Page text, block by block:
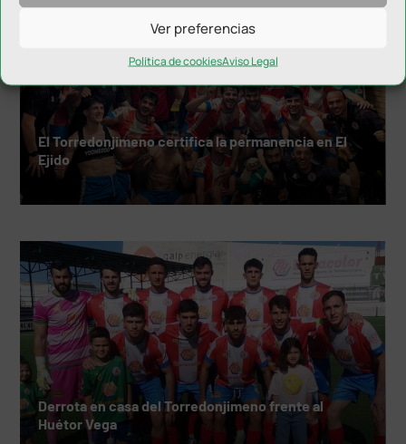
Ver preferencias
Política de cookiesAviso Legal
El Torredonjimeno certifica la permanencia en El
Ejido
Derrota en casa del Torredonjimeno frente al
Huétor Vega